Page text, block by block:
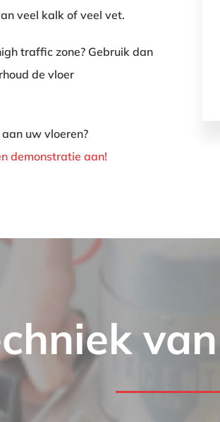
veel kalk of veel vet.
traffic zone? Gebruik dan
de vloer
uw vloeren?
demonstratie aan!